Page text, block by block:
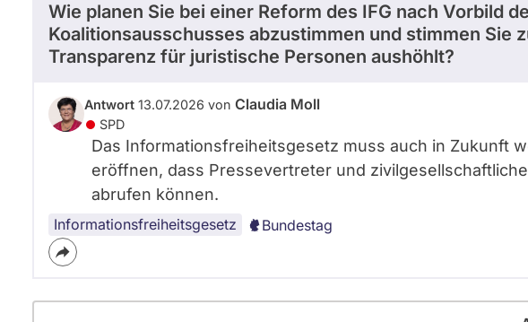
Wie planen Sie bei einer Reform des IFG nach Vorbild
Koalitionsausschusses abzustimmen und stimmen Sie
Transparenz für juristische Personen aushöhlt?
Antwort 13.07.2026 von Claudia Moll
SPD
Das Informationsfreiheitsgesetz muss auch in Zukunft
eröffnen, dass Pressevertreter und
abrufen können.
Informationsfreiheitsgesetz Bundestag